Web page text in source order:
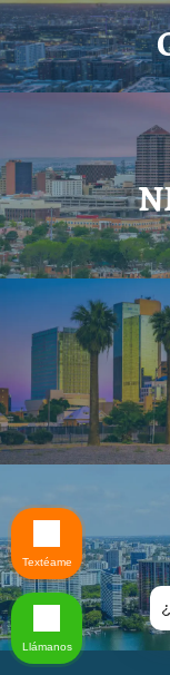
Textéame
Llámanos